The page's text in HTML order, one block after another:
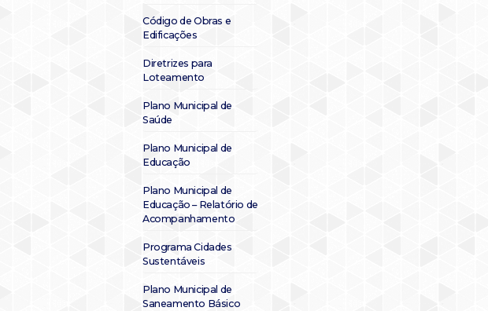
Código de Obras e
Edificações
Diretrizes para
Loteamento
Plano Municipal de
Saúde
Plano Municipal de
Educação
Plano Municipal de
Educação – Relatório de
Acompanhamento
Programa Cidades
Sustentáveis
Plano Municipal de
Saneamento Básico